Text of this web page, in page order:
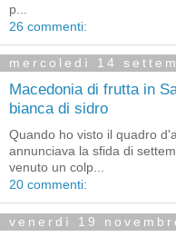
p...
26 commenti:
mercoledì 14
Macedonia di frutta in
bianca di sidro
Quando ho visto il quadro
annunciava la sfida di
venuto un colp...
20 commenti:
venerdì 19